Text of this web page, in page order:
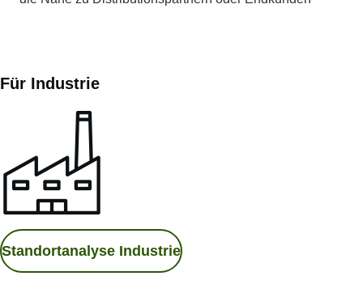
Für Industrie
Standortanalyse Industrie